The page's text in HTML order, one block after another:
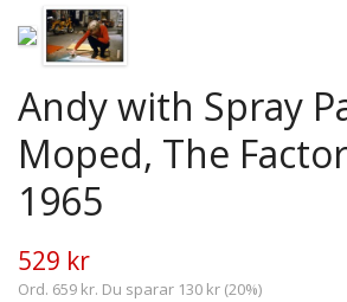
Andy with Spray
Moped, The
1965
529 kr
Ord. 659 kr. Du sparar 130 kr (20%)